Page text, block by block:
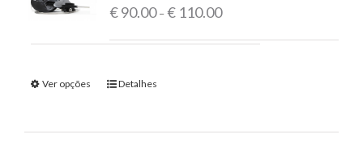
€90.00–€110.00
Ver opções Detalhes